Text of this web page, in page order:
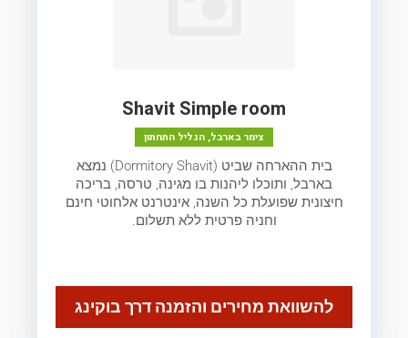
Shavit Simple room
צימר בארבל, הגליל התחתון
בית ההארחה שביט (Dormitory Shavit) נמצא
בארבל, ותוכלו ליהנות בו מגינה, טרסה, בריכה
חיצונית שפועלת כל השנה, אינטרנט אלחוטי חינם
וחניה פרטית ללא תשלום.
להשוואת מחירים והזמנה דרך בוקינג